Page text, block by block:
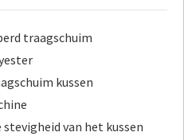
traagschuim
kussen
van het kussen